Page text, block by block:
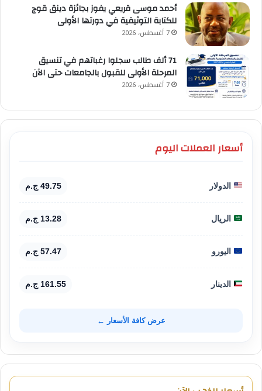
أحمد موسى قريعي يفوز بجائزة دينق قوج
للكتابة التوثيقية في دورتها الأولى
7 أغسطس، 2026
71 ألف طالب سجلوا رغباتهم في تنسيق
المرحلة الأولى للقبول بالجامعات حتى الآن
7 أغسطس، 2026
أسعار العملات اليوم
الدولار 49.75 ج.م
الريال 13.28 ج.م
اليورو 57.47 ج.م
الدينار 161.55 ج.م
عرض كافة الأسعار ←